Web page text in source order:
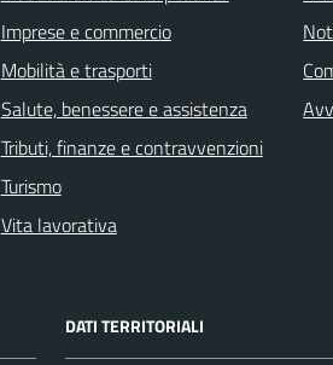
Imprese e commercio
Mobilità e trasporti
Salute, benessere e assistenza
Tributi, finanze e contravvenzioni
Turismo
Vita lavorativa
DATI TERRITORIALI